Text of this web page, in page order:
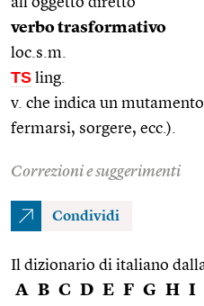
verbo trasformativo
loc.s.m.
TS ling.
v. che indica un
fermarsi, sorgere, ecc.).
Correzioni e suggerimenti
Condividi
Il dizionario di italiano
A B C D E F G H I